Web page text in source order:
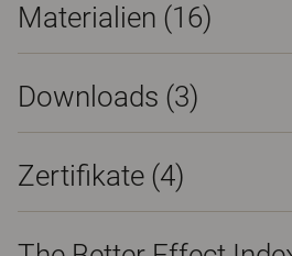
Materialien (16)
Downloads (3)
Zertifikate (4)